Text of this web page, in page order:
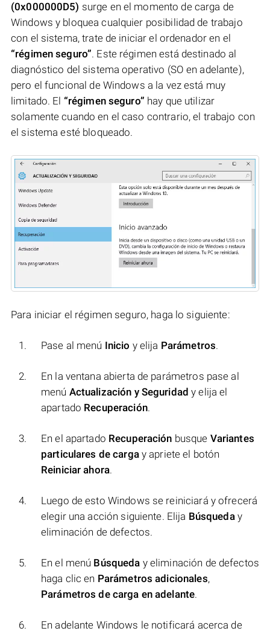
(0x000000D5) surge en el momento de carga de
Windows y bloquea cualquier posibilidad de trabajo
con el sistema, trate de iniciar el ordenador en el
“régimen seguro”. Este régimen está destinado al
diagnóstico del sistema operativo (SO en adelante),
pero el funcional de Windows a la vez está muy
limitado. El “régimen seguro” hay que utilizar
solamente cuando en el caso contrario, el trabajo con
el sistema esté bloqueado.
Para iniciar el régimen seguro, haga lo siguiente:
Pase al menú Inicio y elija Parámetros.
En la ventana abierta de parámetros pase al
menú Actualización y Seguridad y elija el
apartado Recuperación.
En el apartado Recuperación busque Variantes
particulares de cargay apriete el botón
Reiniciar ahora.
Luego de esto Windows se reiniciará y ofrecerá
elegir una acción siguiente. Elija Búsqueday
eliminación de defectos.
En el menú Búsqueda y eliminación de defectos
haga clic en Parámetros adicionales,
Parámetros de carga en adelante.
En adelante Windows le notificará acerca de